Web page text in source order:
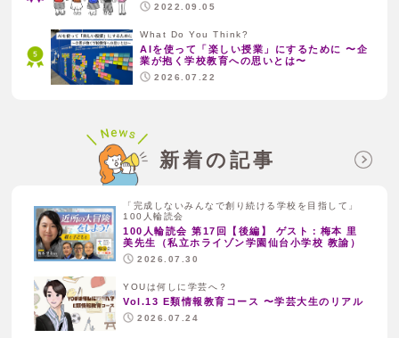
2022.09.05
What Do You Think?
AIを使って「楽しい授業」にするために 〜企
業が抱く学校教育への思いとは〜
2026.07.22
新着の記事
「完成しないみんなで創り続ける学校を目指して」
100人輪読会
100人輪読会 第17回【後編】 ゲスト：梅本 里
美先生（私立ホライゾン学園仙台小学校 教諭）
2026.07.30
YOUは何しに学芸へ？
Vol.13 E類情報教育コース 〜学芸大生のリアル
2026.07.24